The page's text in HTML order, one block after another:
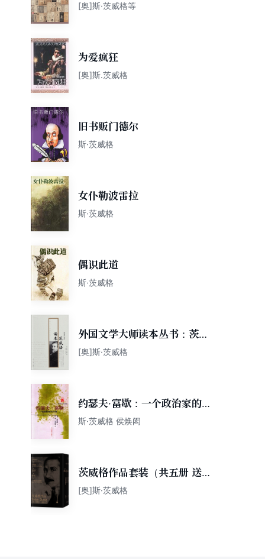
[奥]斯·茨威格等
为爱疯狂
[奥]斯.茨威格
旧书贩门德尔
斯·茨威格
女仆勒波雷拉
斯·茨威格
偶识此道
斯·茨威格
外国文学大师读本丛书：茨威
格读本
[奥]斯·茨威格
约瑟夫·富歇：一个政治家的肖
像
斯·茨威格 侯焕闳
茨威格作品套装（共五册 送精
美函盒！）
[奥]斯·茨威格